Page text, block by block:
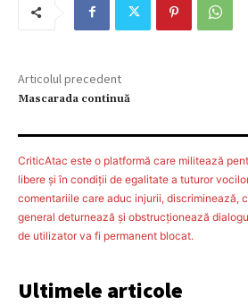
Articolul precedent
Mascarada continuă
CriticAtac este o platformă care militează
libere şi în condiţii de egalitate a tuturor
comentariile care aduc injurii, discriminează,
general deturnează şi obstrucţionează
de utilizator va fi permanent blocat.
Ultimele articole